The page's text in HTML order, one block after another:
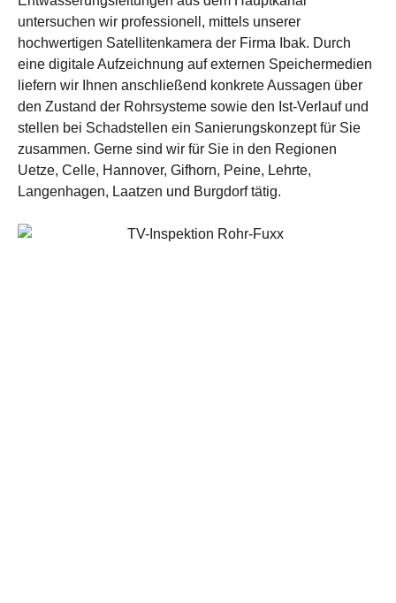
untersuchen wir professionell, mittels unserer
hochwertigen Satellitenkamera der Firma Ibak. Durch
eine digitale Aufzeichnung auf externen Speichermedien
liefern wir Ihnen anschließend konkrete Aussagen über
den Zustand der Rohrsysteme sowie den Ist-Verlauf und
stellen bei Schadstellen ein Sanierungskonzept für Sie
zusammen. Gerne sind wir für Sie in den Regionen
Uetze, Celle, Hannover, Gifhorn, Peine, Lehrte,
Langenhagen, Laatzen und Burgdorf tätig.